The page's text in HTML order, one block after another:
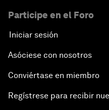
Participe en el Foro
Iniciar sesión
Asóciese con nosotros
Conviértase en miembro
Regístrese para recibir